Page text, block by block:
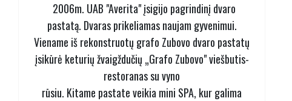
2006m. UAB "Averita" įsigijo pagrindinį dvaro
pastatą. Dvaras prikeliamas naujam gyvenimui.
Viename iš rekonstruotų grafo Zubovo dvaro pastatų
įsikūrė keturių žvaigždučių „Grafo Zubovo" viešbutis-
restoranas su vyno
rūsiu. Kitame pastate veikia mini SPA, kur galima